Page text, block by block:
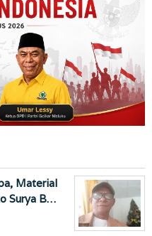
Material
Surya B…